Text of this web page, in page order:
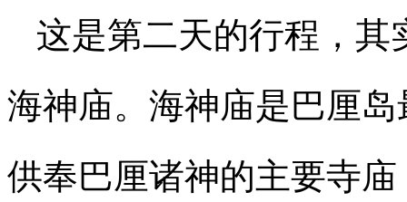
这是第二天的行程，其
海神庙。海神庙是巴厘
供奉巴厘诸神的主要寺